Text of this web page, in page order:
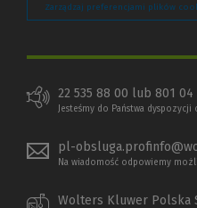
Zarządzaj preferencjami plików
22 535 88 00 lub 801 04
Jesteśmy do Państwa
pl-
Na wiadomość odpowiemy
Wolters Kluwer Polska